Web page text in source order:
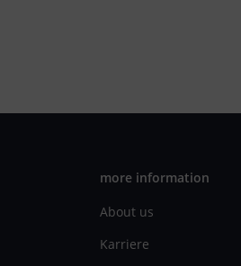
more information
About us
Karriere